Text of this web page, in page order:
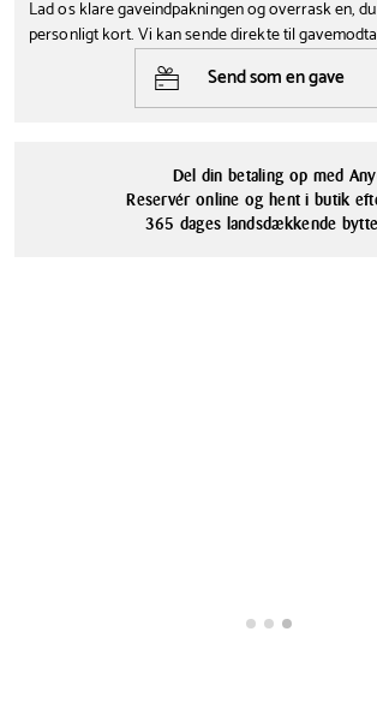
designet til at gøre serveringen af salater både
Raadvad Erica salatbestik er fremstillet i blankt
lang holdbarhed og et flot udseende - år efter år.
for et mere personligt udtryk på middagsbordet.
Sølv Nej
Rustfrit stål
Lad os klare gaveindpakningen og overrask en,
personligt kort. Vi kan sende direkte til
Send som en gave
Del din betaling op med
Reservér online og hent i butik
365 dages landsdækkende